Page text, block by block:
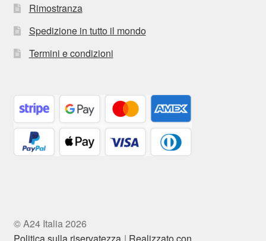
Rimostranza
Spedizione in tutto il mondo
Termini e condizioni
© A24 Italia 2026